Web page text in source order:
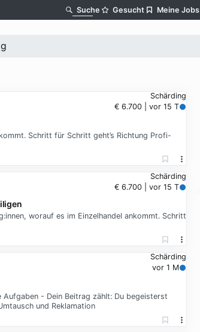
Suche Gesucht Meine Jobs
Schärding
€ 6.700 | vor 15 T
Schritt für Schritt geht’s Richtung Profi-
Schärding
€ 6.700 | vor 15 T
worauf es im Einzelhandel ankommt. Schritt
Schärding
vor 1 M
Aufgaben - Dein Beitrag zählt: Du begeisterst
und Reklamation